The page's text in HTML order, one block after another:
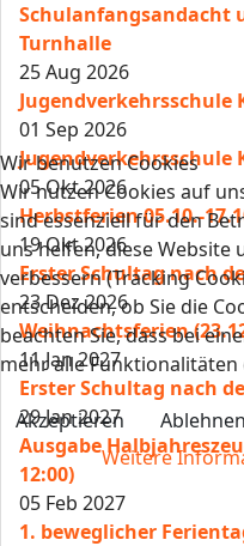
Schulanfangsandacht
Turnhalle
25 Aug 2026
Jugendverkehrsschule
01 Sep 2026
Jugendverkehrsschule
05 Okt 2026
Herbstferien 05.10.-
19 Okt 2026
Erster Schultag nach
23 Dez 2026
Weihnachtsferien
11 Jan 2027
Erster Schultag nach
29 Jan 2027
Ausgabe
12:00)
05 Feb 2027
1. beweglicher
Wir benutzen Cookies
Wir nutzen Cookies auf
sind essenziell für den
uns helfen, diese
verbessern (Tracking
entscheiden, ob Sie die
beachten Sie, dass bei
mehr alle
Akzeptieren
Ablehnen
Weitere